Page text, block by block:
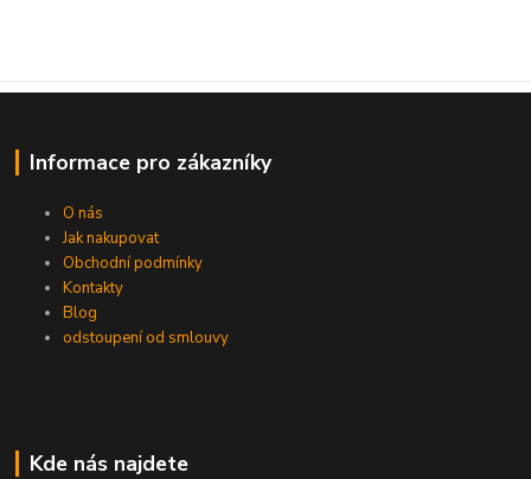
Informace pro zákazníky
O nás
Jak nakupovat
Obchodní podmínky
Kontakty
Blog
odstoupení od smlouvy
Kde nás najdete